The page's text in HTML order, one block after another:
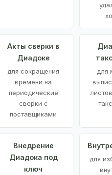
Акты сверки в
Диадоке
для сокращения
времени на
периодические
сверки с
поставщиками
для
Внедрение
Диадока под
ключ
для